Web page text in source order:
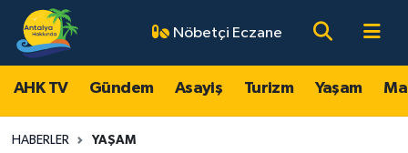
Nöbetçi Eczane
AHK TV Gündem Asayiş Turizm Yaşam
HABERLER YAŞAM
AHK TV
Gündem
Antalya Nöbetçi Eczaneler
Antalya Hava Durumu